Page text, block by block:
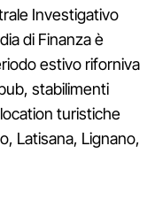
Investigativo
di Finanza è
estivo riforniva
stabilimenti
turistiche
Latisana, Lignano,